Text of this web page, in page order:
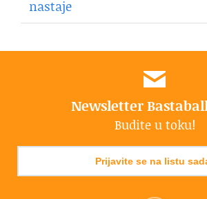
nastaje
Newsletter
Budite u toku!
Prijavite se na listu